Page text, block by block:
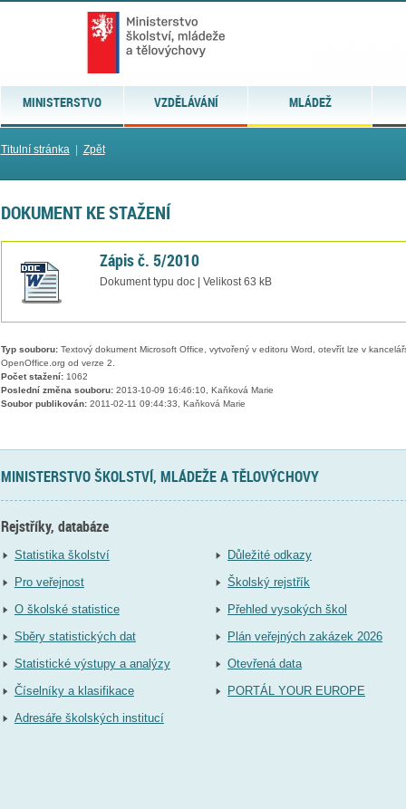
MINISTERSTVO VZDĚLÁVÁNÍ MLÁDEŽ
Titulní stránka| Zpět
DOKUMENT KE STAŽENÍ
Zápis č. 5/2010
Dokument typu doc | Velikost 63 kB
Typ souboru:Textový dokument Microsoft Office, vytvořený v editoru Word, otevřít lze v
OpenOffice.org od verze 2.
Počet stažení:1062
Poslední změna souboru:2013-10-09 16:46:10, Kaňková Marie
Soubor publikován:2011-02-11 09:44:33, Kaňková Marie
MINISTERSTVO ŠKOLSTVÍ, MLÁDEŽE A TĚLOVÝCHOVY
Rejstříky, databáze
Statistika školství
Pro veřejnost
O školské statistice
Sběry statistických dat
Statistické výstupy a analýzy
Číselníky a klasifikace
Adresáře školských institucí
Důležité odkazy
Školský rejstřík
Přehled vysokých škol
Plán veřejných zakázek 2026
Otevřená data
PORTÁL YOUR EUROPE